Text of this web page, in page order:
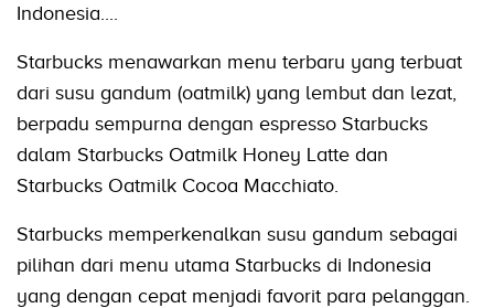
Indonesia....
Starbucks menawarkan menu terbaru yang terbuat
dari susu gandum (oatmilk) yang lembut dan lezat,
berpadu sempurna dengan espresso Starbucks
dalam Starbucks Oatmilk Honey Latte dan
Starbucks Oatmilk Cocoa Macchiato.
Starbucks memperkenalkan susu gandum sebagai
pilihan dari menu utama Starbucks di Indonesia
yang dengan cepat menjadi favorit para pelanggan.